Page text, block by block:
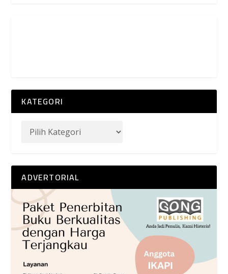
KATEGORI
ADVERTORIAL